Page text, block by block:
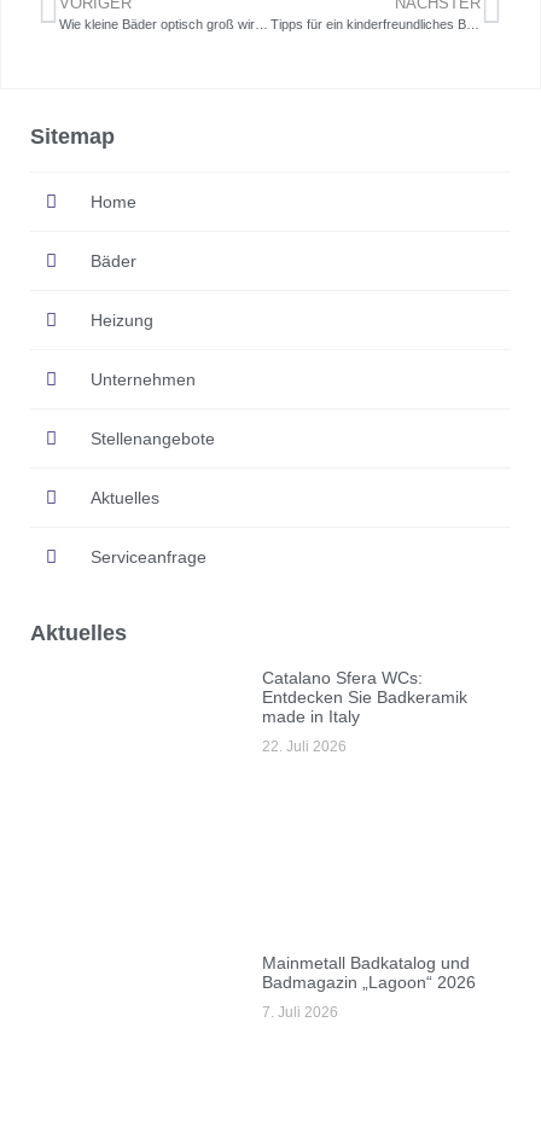
Tipps für ein kinderfreundliches Badezimmer
Sitemap
Home
Bäder
Heizung
Unternehmen
Stellenangebote
Aktuelles
Serviceanfrage
Aktuelles
Catalano Sfera WCs:
Entdecken Sie Badkeramik
made in Italy
22. Juli 2026
Mainmetall Badkatalog und
Badmagazin „Lagoon“ 2026
7. Juli 2026